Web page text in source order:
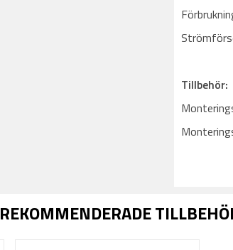
Tillbehör:
REKOMMENDERADE